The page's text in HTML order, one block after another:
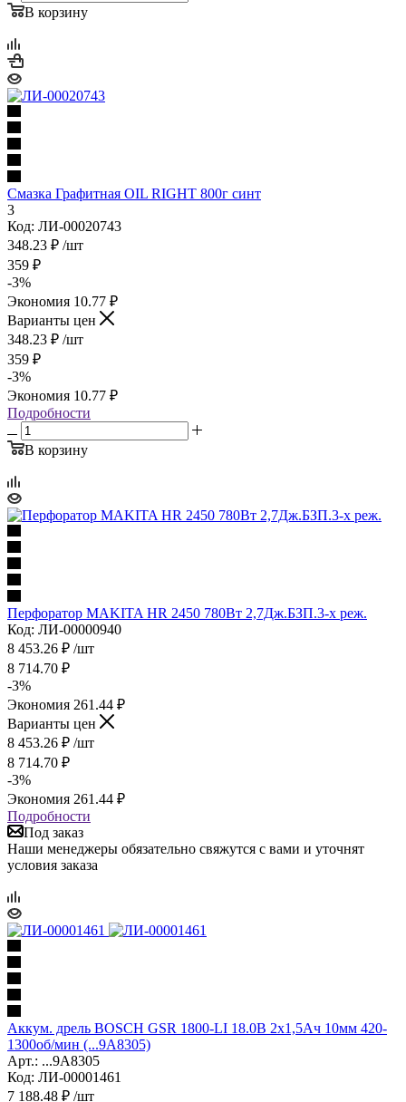
В корзину
Смазка Графитная OIL RIGHT 800г синт
3
Код: ЛИ-00020743
348.23 ₽ /шт
359 ₽
-3%
Экономия 10.77 ₽
Варианты цен
348.23 ₽ /шт
359 ₽
-3%
Экономия 10.77 ₽
Подробности
В корзину
Перфоратор MAKITA HR 2450 780Вт 2,7Дж.БЗП.3-х реж.
Код: ЛИ-00000940
8 453.26 ₽ /шт
8 714.70 ₽
-3%
Экономия 261.44 ₽
Варианты цен
8 453.26 ₽ /шт
8 714.70 ₽
-3%
Экономия 261.44 ₽
Подробности
Под заказ
Наши менеджеры обязательно свяжутся с вами и уточнят
условия заказа
Аккум. дрель BOSCH GSR 1800-LI 18.0В 2х1,5Ач 10мм 420-
1300об/мин (...9A8305)
Арт.: ...9A8305
Код: ЛИ-00001461
7 188.48 ₽ /шт